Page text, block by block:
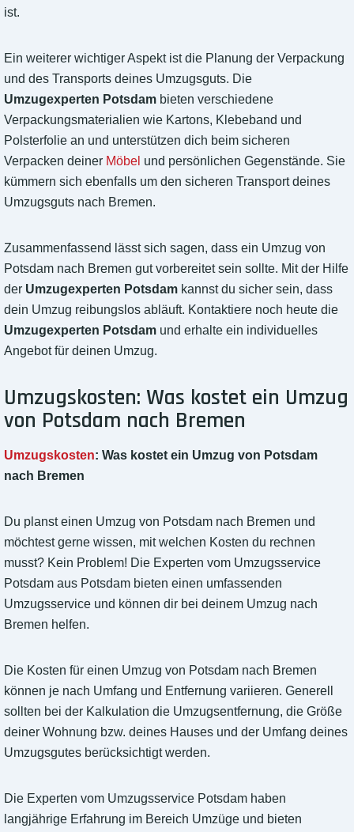
ist.
Ein weiterer wichtiger Aspekt ist die Planung der Verpackung
und des Transports deines Umzugsguts. Die
Umzugexperten Potsdam bieten verschiedene
Verpackungsmaterialien wie Kartons, Klebeband und
Polsterfolie an und unterstützen dich beim sicheren
Verpacken deiner Möbel und persönlichen Gegenstände. Sie
kümmern sich ebenfalls um den sicheren Transport deines
Umzugsguts nach Bremen.
Zusammenfassend lässt sich sagen, dass ein Umzug von
Potsdam nach Bremen gut vorbereitet sein sollte. Mit der Hilfe
der Umzugexperten Potsdam kannst du sicher sein, dass
dein Umzug reibungslos abläuft. Kontaktiere noch heute die
Umzugexperten Potsdam und erhalte ein individuelles
Angebot für deinen Umzug.
Umzugskosten: Was kostet ein Umzug
von Potsdam nach Bremen
Umzugskosten: Was kostet ein Umzug von Potsdam
nach Bremen
Du planst einen Umzug von Potsdam nach Bremen und
möchtest gerne wissen, mit welchen Kosten du rechnen
musst? Kein Problem! Die Experten vom Umzugsservice
Potsdam aus Potsdam bieten einen umfassenden
Umzugsservice und können dir bei deinem Umzug nach
Bremen helfen.
Die Kosten für einen Umzug von Potsdam nach Bremen
können je nach Umfang und Entfernung variieren. Generell
sollten bei der Kalkulation die Umzugsentfernung, die Größe
deiner Wohnung bzw. deines Hauses und der Umfang deines
Umzugsgutes berücksichtigt werden.
Die Experten vom Umzugsservice Potsdam haben
langjährige Erfahrung im Bereich Umzüge und bieten